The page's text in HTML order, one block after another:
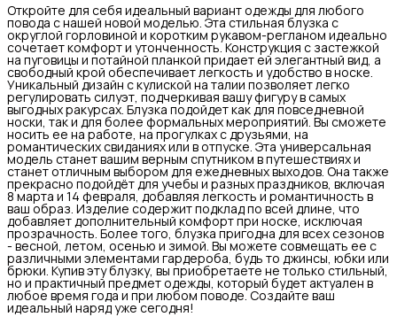
Откройте для себя идеальный вариант одежды для любого
повода с нашей новой моделью. Эта стильная блузка с
округлой горловиной и коротким рукавом-регланом идеально
сочетает комфорт и утонченность. Конструкция с застежкой
на пуговицы и потайной планкой придает ей элегантный вид, а
свободный крой обеспечивает легкость и удобство в носке.
Уникальный дизайн с кулиской на талии позволяет легко
регулировать силуэт, подчеркивая вашу фигуру в самых
выгодных ракурсах. Блузка подойдет как для повседневной
носки, так и для более формальных мероприятий. Вы сможете
носить ее на работе, на прогулках с друзьями, на
романтических свиданиях или в отпуске. Эта универсальная
модель станет вашим верным спутником в путешествиях и
станет отличным выбором для ежедневных выходов. Она также
прекрасно подойдёт для учебы и разных праздников, включая
8 марта и 14 февраля, добавляя легкость и романтичность в
ваш образ. Изделие содержит подклад по всей длине, что
добавляет дополнительный комфорт при носке, исключая
прозрачность. Более того, блузка пригодна для всех сезонов
- весной, летом, осенью и зимой. Вы можете совмещать ее с
различными элементами гардероба, будь то джинсы, юбки или
брюки. Купив эту блузку, вы приобретаете не только стильный,
но и практичный предмет одежды, который будет актуален в
любое время года и при любом поводе. Создайте ваш
идеальный наряд уже сегодня!